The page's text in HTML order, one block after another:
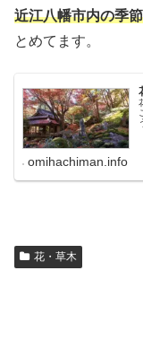
近江八幡市内の季
とめてます。
omihachiman.info
花・草木